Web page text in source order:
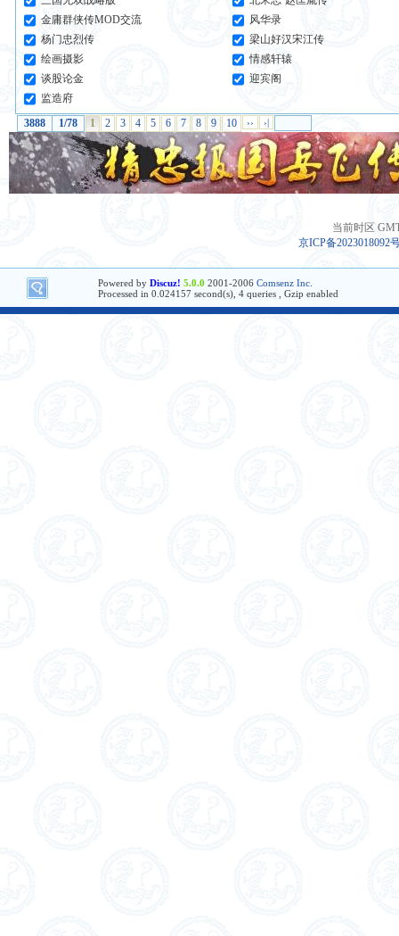
金庸群侠传MOD交流
风华录
杨门忠烈传
梁山好汉宋江传
绘画摄影
情感轩辕
谈股论金
迎宾阁
监造府
3888 1/78 1 2 3 4 5 6 7 8 9 10 ›› ›|
当前时区
京ICP备2023018092
Powered by Discuz! 5.0.0 2001-2006 Comsenz Inc.
Processed in 0.024157 second(s), 4 queries , Gzip enabled